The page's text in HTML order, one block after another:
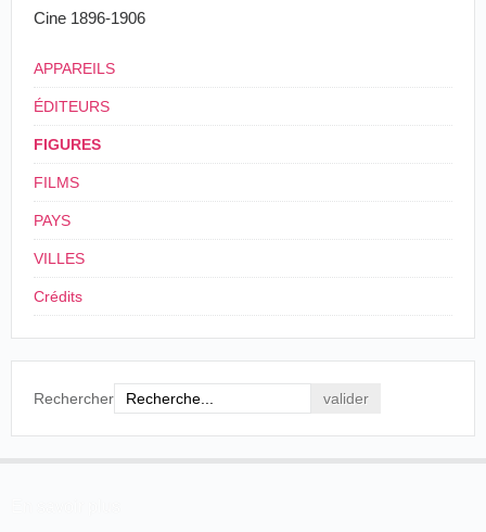
consequently is now 35 years old. Though he never
Spanish, German, Italian and English equally well.
some humble capacity, where he remained six
Sacramento Daily Union, Sacremento, samedi 27
décembre 1890, p. 2.
Encore jeune, il quitte
Cine 1896-1906
APPAREILS
ÉDITEURS
FIGURES
FILMS
PAYS
VILLES
Crédits
Rechercher